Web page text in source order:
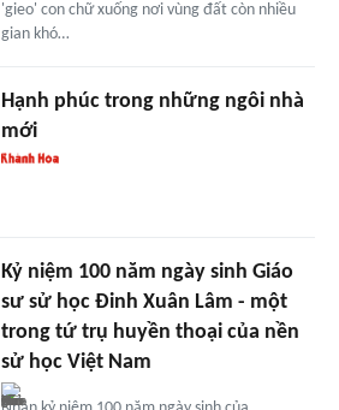
'gieo' con chữ xuống nơi vùng đất còn nhiều
gian khó…
Hạnh phúc trong những ngôi nhà
mới
Kỷ niệm 100 năm ngày sinh Giáo
sư sử học Đinh Xuân Lâm - một
trong tứ trụ huyền thoại của nền
sử học Việt Nam